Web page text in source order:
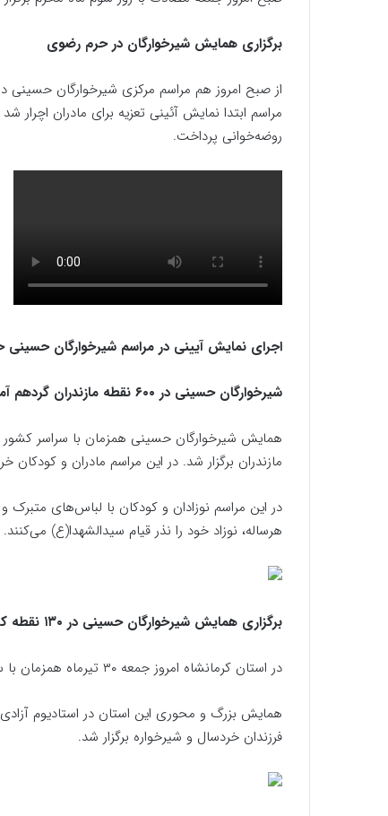
برگزاری همایش شیرخوارگان در حرم رضوی
از صبح امروز هم مراسم مرکزی شیرخوارگان حسینی
مراسم ابتدا نمایش آئینی تعزیه برای مادران
روضه‌خوانی پرداخت.
اجرای نمایش آیینی در مراسم شیرخوارگان
شیرخوارگان حسینی در ۶۰۰ نقطه مازندران گردهم آمدند
مازندران برگزار شد. در این مراسم مادران و
در این مراسم نوزادان و کودکان با لباس‌های
هرساله، نوزاد خود را نذر قیام سیدالشهدا(ع) می‌کنند.
برگزاری همایش شیرخوارگان حسینی در ۱۳۰ نقطه کرمانشاه
در استان کرمانشاه امروز جمعه ۳۰ تیرماه همزمان با سرسر کشور همایش شیرخوارگان حسینی در ۱۳۰ نقطعه برگزار شد.
همایش بزرگ و محوری این استان در استادیوم
فرزندان خردسال و شیرخواره برگزار شد.